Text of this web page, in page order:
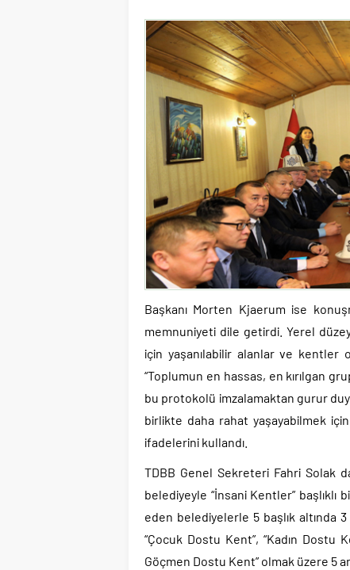
Başkanı Morten Kjaerum ise
memnuniyeti dile getirdi. Yerel
için yaşanılabilir alanlar ve kentler
“Toplumun en hassas, en kırılgan
bu protokolü imzalamaktan gurur
birlikte daha rahat yaşayabilmek için
ifadelerini kullandı.
TDBB Genel Sekreteri Fahri Solak
belediyeyle “İnsani Kentler”
eden belediyelerle 5 başlık altında
“Çocuk Dostu Kent”, “Kadın Dostu
Göçmen Dostu Kent” olmak üzere 5